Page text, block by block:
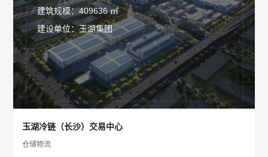
建筑规模：409636 ㎡
建设单位：玉湖集团
玉湖冷链（长沙）交易中心
仓储物流